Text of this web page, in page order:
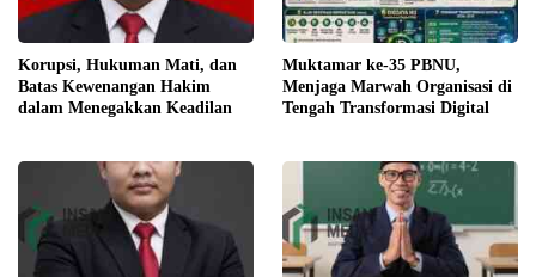
Korupsi, Hukuman Mati, dan
Batas Kewenangan Hakim
dalam Menegakkan Keadilan
Muktamar ke-35 PBNU,
Menjaga Marwah Organisasi di
Tengah Transformasi Digital